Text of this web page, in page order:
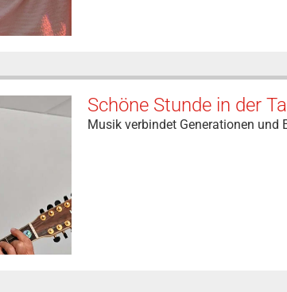
Schöne Stunde in der
Musik verbindet Generationen und